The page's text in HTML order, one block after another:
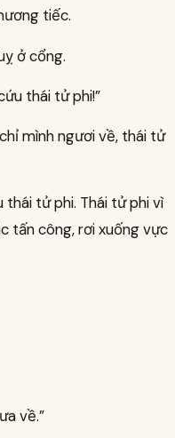
tiếc.
ở cổng.
thái tử phi!”
mình ngươi về, thái tử
tử phi. Thái tử phi vì
tấn công, rơi xuống vực
về.”